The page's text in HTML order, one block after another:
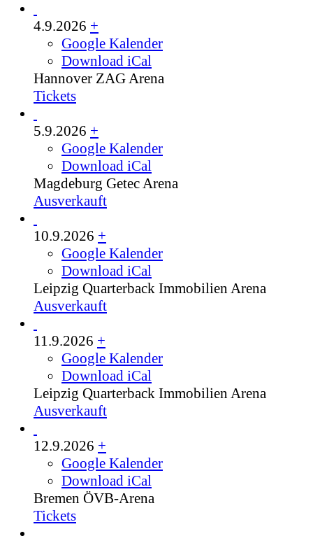
4.9.2026 +
Google Kalender
Download iCal
Hannover ZAG Arena
Tickets
5.9.2026 +
Google Kalender
Download iCal
Magdeburg Getec Arena
Ausverkauft
10.9.2026 +
Google Kalender
Download iCal
Leipzig Quarterback Immobilien Arena
Ausverkauft
11.9.2026 +
Google Kalender
Download iCal
Leipzig Quarterback Immobilien Arena
Ausverkauft
12.9.2026 +
Google Kalender
Download iCal
Bremen ÖVB-Arena
Tickets